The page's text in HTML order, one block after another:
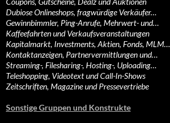
Dubiose Onlineshops, fragwürdige Verkäufer…
Gewinnbimmler, Ping-Anrufe, Mehrwert- und…
Kaffeefahrten und Verkaufsveranstaltungen
Kapitalmarkt, Investments, Aktien, Fonds, MLM…
Kontaktanzeigen, Partnervermittlungen und…
Streaming-, Filesharing-, Hosting-, Uploading…
Teleshopping, Videotext und Call-In-Shows
Zeitschriften, Magazine und Pressevertriebe
Sonstige Gruppen und Konstrukte